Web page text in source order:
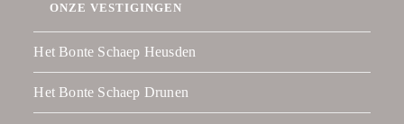
ONZE VESTIGINGEN
Het Bonte Schaep Heusden
Het Bonte Schaep Drunen